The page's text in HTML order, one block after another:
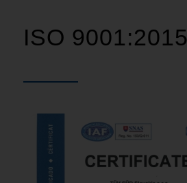
ISO 9001:2015